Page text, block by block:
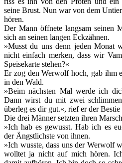
seine Brust. Nun war von dem
hören.
Der Mann öffnete langsam seinen
sich an seinen langen Eckzähnen.
»Musst du uns denn jeden Monat
nicht einfach merken, dass wir
Speisekarte stehen?«
Er zog den Werwolf hoch, gab ihm
in den Wald.
»Beim nächsten Mal werde ich
Dann wirst du mit zwei
überleg es dir gut.«, rief er der Bestie
Die drei Männer setzten ihren
»Ich hab es gewusst. Hab ich es
der Ängstlichste von ihnen.
»Ich wusste, dass uns der Werwolf
wolltet ja nicht auf mich hören.